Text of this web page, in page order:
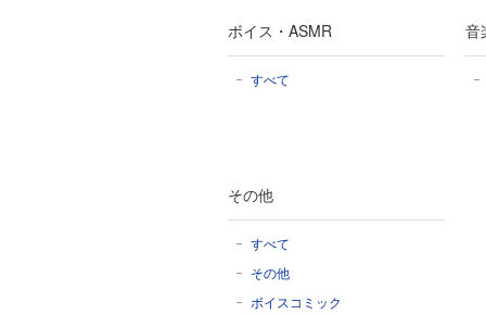
ボイス・ASMR
すべて
音
その他
すべて
その他
ボイスコミック